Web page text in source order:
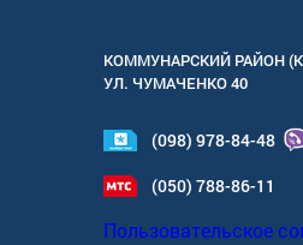
КОММУНАРСКИЙ РАЙОН
УЛ. ЧУМАЧЕНКО 40
(098) 978-84-48
(050) 788-86-11
Пользовательское